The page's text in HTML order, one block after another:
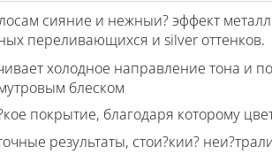
сияние и нежныи? эффект
переливающихся и silver оттенков.
холодное направление тона и
блеском
покрытие, благодаря которому
результаты, стои?кии?